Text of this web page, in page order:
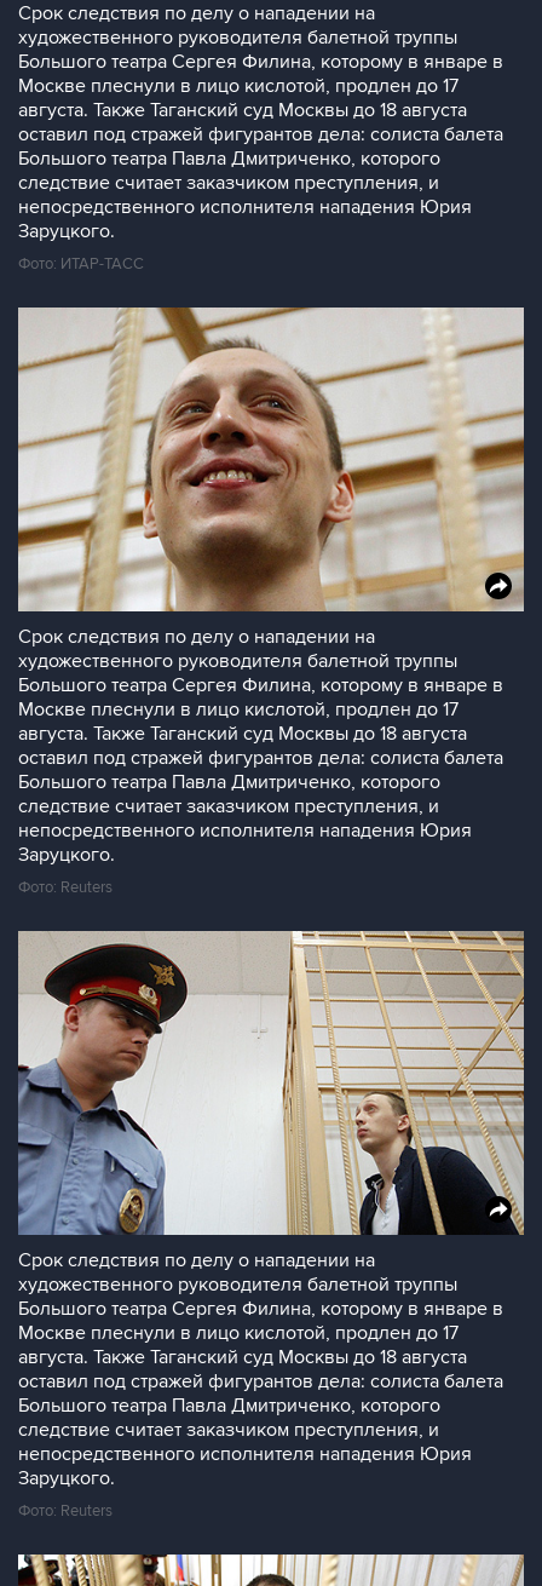
Срок следствия по делу о нападении на
художественного руководителя балетной труппы
Большого театра Сергея Филина, которому в январе в
Москве плеснули в лицо кислотой, продлен до 17
августа. Также Таганский суд Москвы до 18 августа
оставил под стражей фигурантов дела: солиста балета
Большого театра Павла Дмитриченко, которого
следствие считает заказчиком преступления, и
непосредственного исполнителя нападения Юрия
Заруцкого.
Фото: ИТАР-ТАСС
Срок следствия по делу о нападении на
художественного руководителя балетной труппы
Большого театра Сергея Филина, которому в январе в
Москве плеснули в лицо кислотой, продлен до 17
августа. Также Таганский суд Москвы до 18 августа
оставил под стражей фигурантов дела: солиста балета
Большого театра Павла Дмитриченко, которого
следствие считает заказчиком преступления, и
непосредственного исполнителя нападения Юрия
Заруцкого.
Фото: Reuters
Срок следствия по делу о нападении на
художественного руководителя балетной труппы
Большого театра Сергея Филина, которому в январе в
Москве плеснули в лицо кислотой, продлен до 17
августа. Также Таганский суд Москвы до 18 августа
оставил под стражей фигурантов дела: солиста балета
Большого театра Павла Дмитриченко, которого
следствие считает заказчиком преступления, и
непосредственного исполнителя нападения Юрия
Заруцкого.
Фото: Reuters